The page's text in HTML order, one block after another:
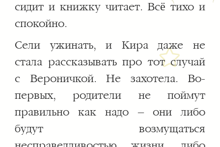
сидит и книжку читает. Всё тихо и
спокойно.
Сели ужинать, и Кира даже не
стала рассказывать про тот случай
с Вероничкой. Не захотела. Во-
первых, родители не поймут
правильно как надо – они либо
будут возмущаться